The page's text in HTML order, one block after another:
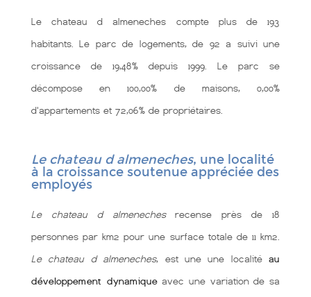
Le chateau d almeneches compte plus de 193
habitants. Le parc de logements, de 92 a suivi une
croissance de 19,48% depuis 1999. Le parc se
décompose en 100,00% de maisons, 0,00%
d'appartements et 72,06% de propriétaires.
Le chateau d almeneches, une localité
à la croissance soutenue appréciée des
employés
Le chateau d almenechesrecense près de 18
personnes par km2 pour une surface totale de 11 km2.
Le chateau d almeneches, est une une localité au
développement dynamiqueavec une variation de sa